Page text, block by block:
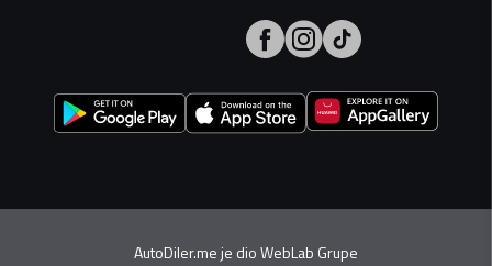
AutoDiler.me je dioWebLab Grupe